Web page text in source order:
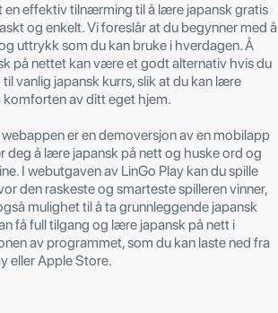
en effektiv tilnærming til å lære japansk gratis
og enkelt. Vi foreslår at du begynner med å
uttrykk som du kan bruke i hverdagen. Å
på nettet kan være et godt alternativ hvis du
vanlig japansk kurrs, slik at du kan lære
komforten av ditt eget hjem.
webappen er en demoversjon av en mobilapp
deg å lære japansk på nett og huske ord og
I webutgaven av LinGo Play kan du spille
den raskeste og smarteste spilleren vinner,
mulighet til å ta grunnleggende japansk
få full tilgang og lære japansk på nett i
av programmet, som du kan laste ned fra
eller Apple Store.